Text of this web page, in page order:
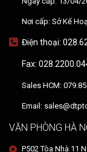
Nơi cấp: Sở Kế
Điện thoại:
Fax:
Sales HCM:
Email:
VĂN PHÒNG HÀ
P502 Tòa Nhà 11